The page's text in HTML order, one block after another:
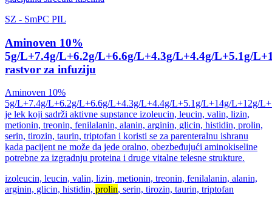
SZ - SmPC PIL
Aminoven 10%
5g/L+7.4g/L+6.2g/L+6.6g/L+4.3g/L+4.4g/L+5.1g/
rastvor za infuziju
Aminoven 10%
5g/L+7.4g/L+6.2g/L+6.6g/L+4.3g/L+4.4g/L+5.1g/L+14g/L+12g/
je lek koji sadrži aktivne supstance izoleucin, leucin, valin, lizin,
metionin, treonin, fenilalanin, alanin, arginin, glicin, histidin, prolin,
serin, tirozin, taurin, triptofan i koristi se za parenteralnu ishranu
kada pacijent ne može da jede oralno, obezbeđujući aminokiseline
potrebne za izgradnju proteina i druge vitalne telesne strukture.
izoleucin, leucin, valin, lizin, metionin, treonin, fenilalanin, alanin,
arginin, glicin, histidin, prolin, serin, tirozin, taurin, triptofan